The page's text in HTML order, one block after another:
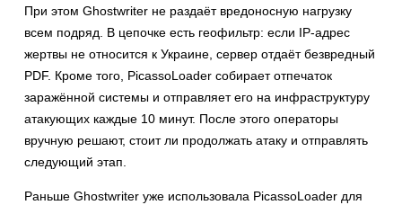
При этом Ghostwriter не раздаёт вредоносную нагрузку
всем подряд. В цепочке есть геофильтр: если IP-адрес
жертвы не относится к Украине, сервер отдаёт безвредный
PDF. Кроме того, PicassoLoader собирает отпечаток
заражённой системы и отправляет его на инфраструктуру
атакующих каждые 10 минут. После этого операторы
вручную решают, стоит ли продолжать атаку и отправлять
следующий этап.
Раньше Ghostwriter уже использовала PicassoLoader для